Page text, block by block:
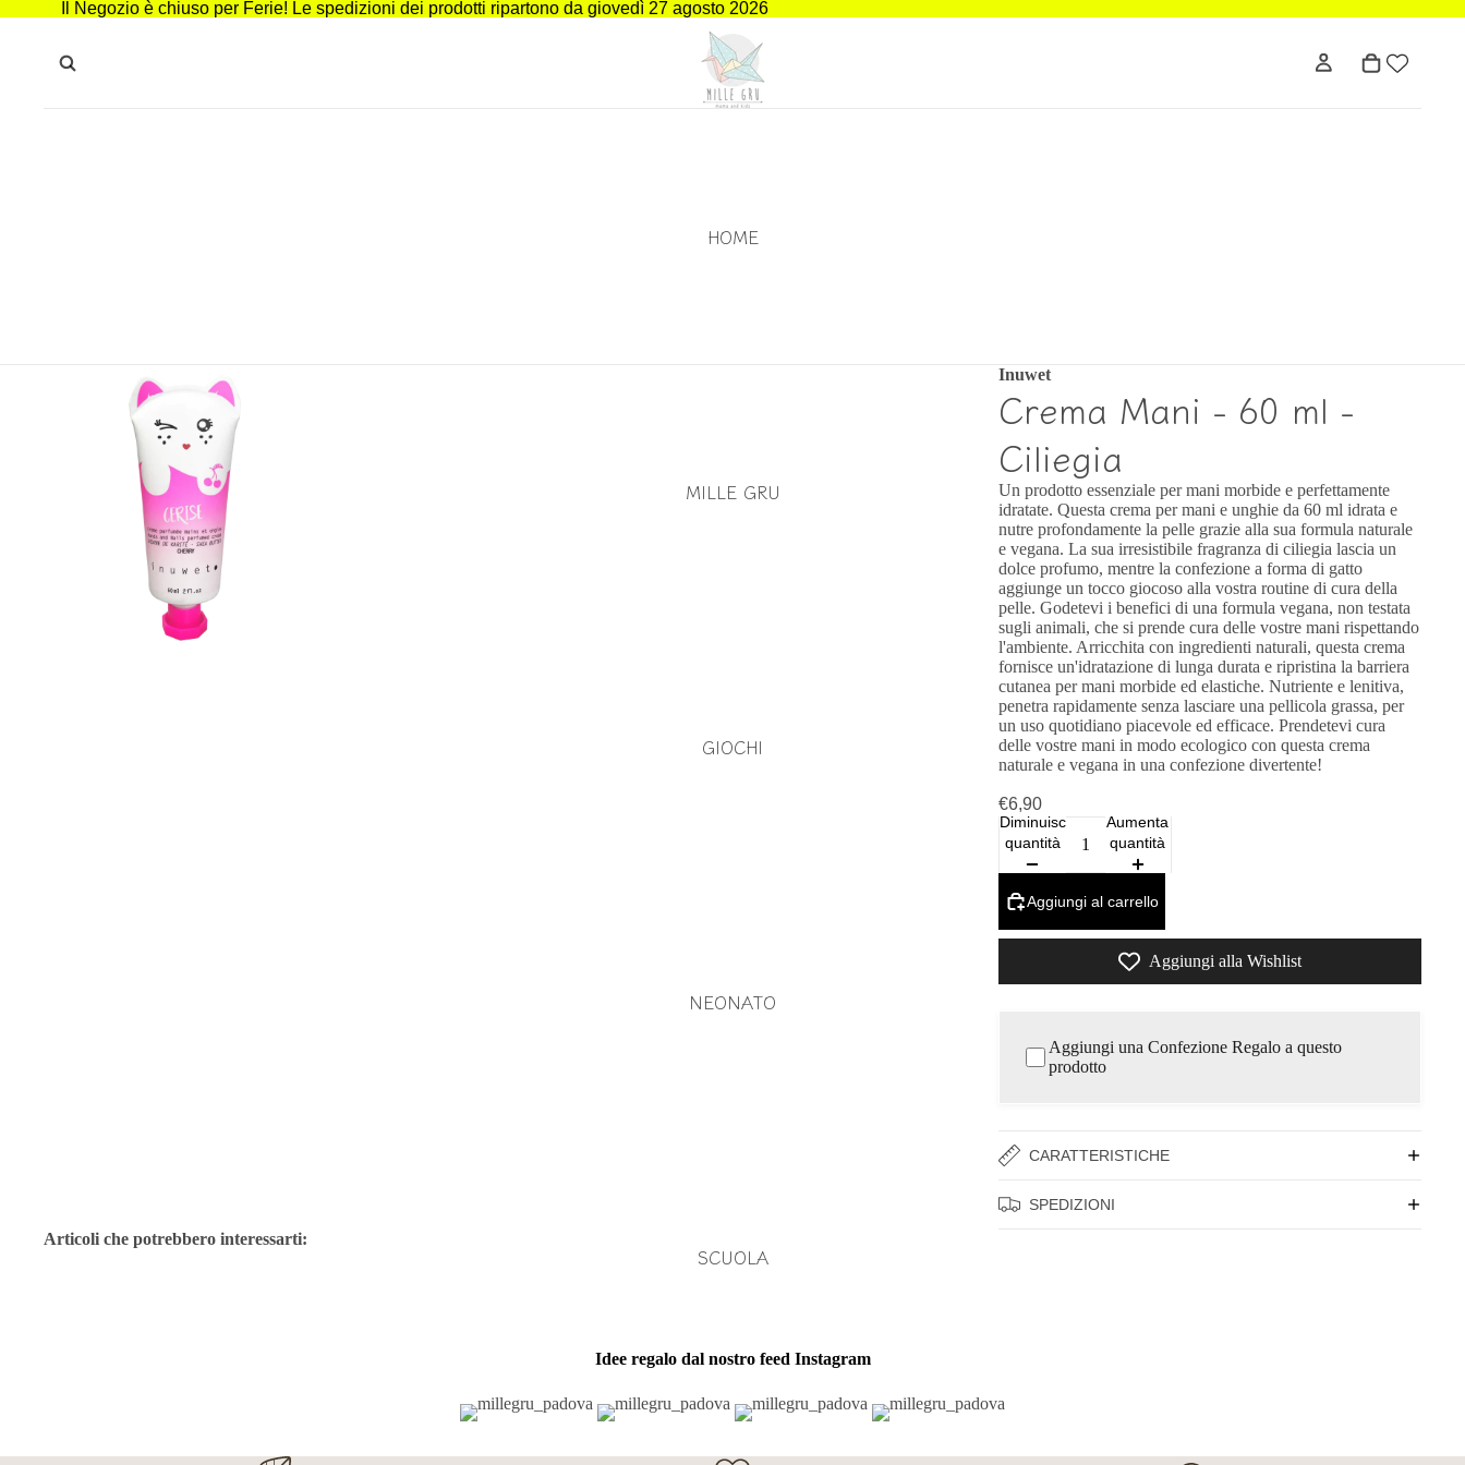
Il Negozio è chiuso per Ferie! Le spedizioni dei prodotti ripartono da giovedì 27 agosto 2026
HOME
MILLE GRU
GIOCHI
NEONATO
SCUOLA
Inuwet
Crema Mani - 60 ml -
Ciliegia
Un prodotto essenziale per mani morbide e perfettamente
idratate. Questa crema per mani e unghie da 60 ml idrata e
nutre profondamente la pelle grazie alla sua formula naturale
e vegana. La sua irresistibile fragranza di ciliegia lascia un
dolce profumo, mentre la confezione a forma di gatto
aggiunge un tocco giocoso alla vostra routine di cura della
pelle. Godetevi i benefici di una formula vegana, non testata
sugli animali, che si prende cura delle vostre mani rispettando
l'ambiente. Arricchita con ingredienti naturali, questa crema
fornisce un'idratazione di lunga durata e ripristina la barriera
cutanea per mani morbide ed elastiche. Nutriente e lenitiva,
penetra rapidamente senza lasciare una pellicola grassa, per
un uso quotidiano piacevole ed efficace. Prendetevi cura
delle vostre mani in modo ecologico con questa crema
naturale e vegana in una confezione divertente!
€6,90
Diminuisci
quantità
Aumenta
quantità
Aggiungi al carrello
Aggiungi alla Wishlist
Aggiungi una Confezione Regalo a questo
prodotto
CARATTERISTICHE
SPEDIZIONI
Articoli che potrebbero interessarti:
Idee regalo dal nostro feed Instagram